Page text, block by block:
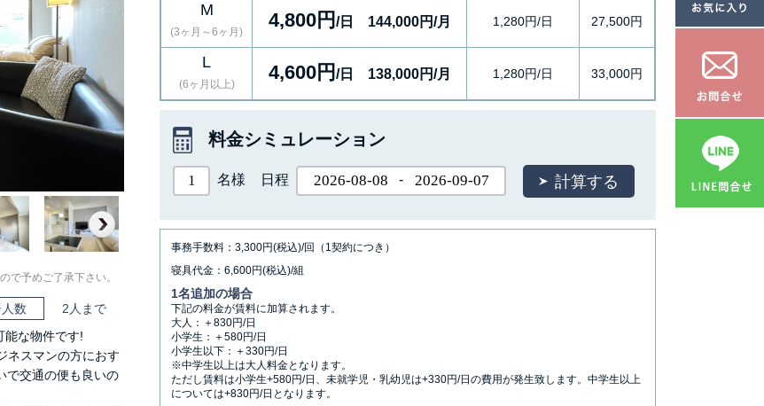
Next
で予めご了承下さい。
人数
2人まで
能な物件です!
ネスマンの方におす
で交通の便も良いの
M
(3ヶ月～6ヶ月)
4,800円 /日 144,000円/月 1,280円/日 27,500円
L
(6ヶ月以上)
4,600円 /日 138,000円/月 1,280円/日 33,000円
料金シミュレーション
名様 日程 -
事務手数料：3,300円(税込)/回（1契約につき）
寝具代金：6,600円(税込)/組
1名追加の場合
下記の料金が賃料に加算されます。
大人：＋830円/日
小学生：＋580円/日
小学生以下：＋330円/日
※中学生以上は大人料金となります。
ただし賃料は小学生+580円/日、未就学児・乳幼児は+330円/日の費用が発生致します。中学生以上
については+830円/日となります。